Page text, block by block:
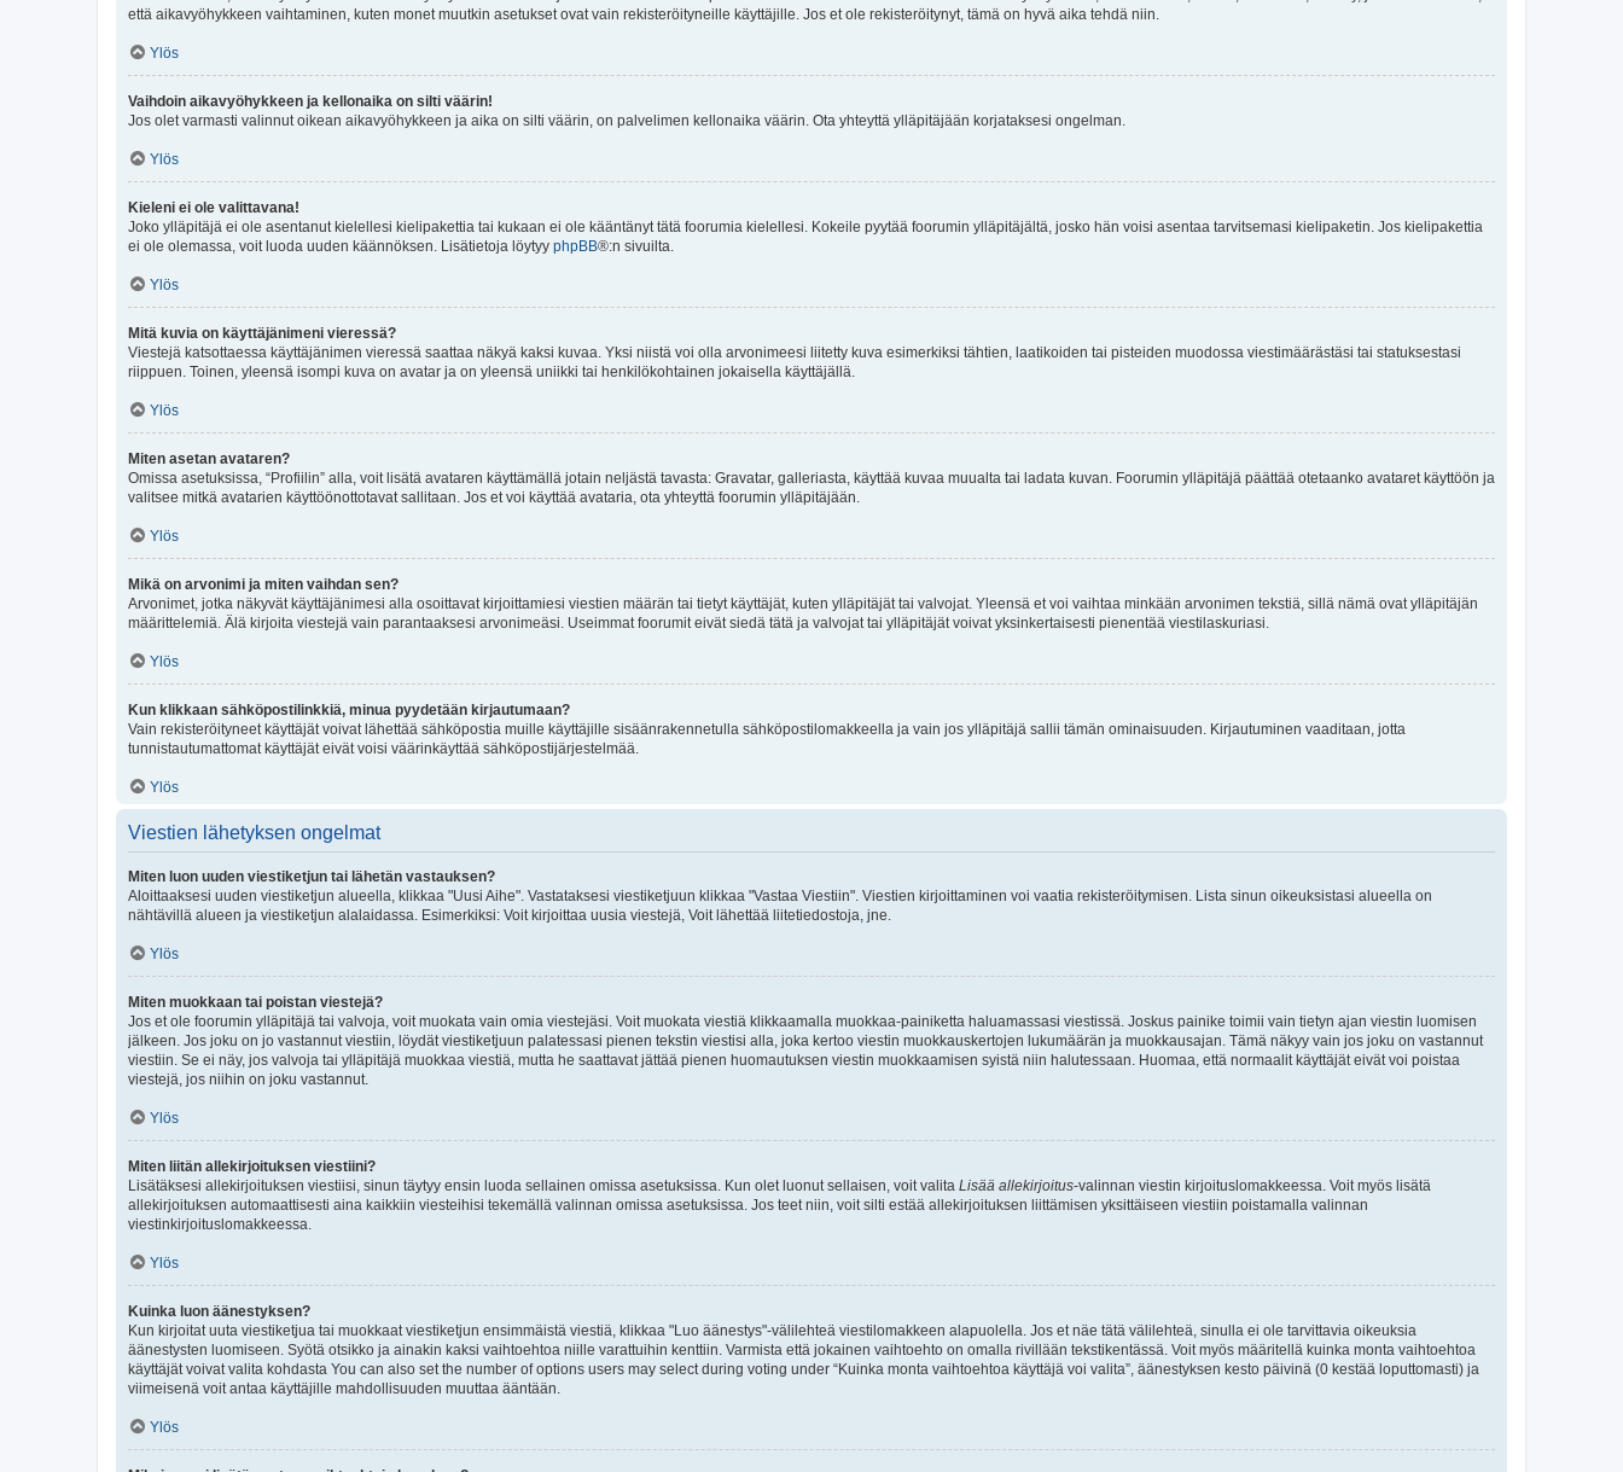
että aikavyöhykkeen vaihtaminen, kuten monet muutkin asetukset ovat vain rekisteröityneille käyttäjille. Jos et ole rekisteröitynyt, tämä on hyvä aika tehdä niin.
Ylös
Vaihdoin aikavyöhykkeen ja kellonaika on silti väärin!
Jos olet varmasti valinnut oikean aikavyöhykkeen ja aika on silti väärin, on palvelimen kellonaika väärin. Ota yhteyttä ylläpitäjään korjataksesi ongelman.
Ylös
Kieleni ei ole valittavana!
Joko ylläpitäjä ei ole asentanut kielellesi kielipakettia tai kukaan ei ole kääntänyt tätä foorumia kielellesi. Kokeile pyytää foorumin ylläpitäjältä, josko hän voisi asentaa tarvitsemasi kielipaketin. Jos kielipakettia
ei ole olemassa, voit luoda uuden käännöksen. Lisätietoja löytyy phpBB®:n sivuilta.
Ylös
Mitä kuvia on käyttäjänimeni vieressä?
Viestejä katsottaessa käyttäjänimen vieressä saattaa näkyä kaksi kuvaa. Yksi niistä voi olla arvonimeesi liitetty kuva esimerkiksi tähtien, laatikoiden tai pisteiden muodossa viestimäärästäsi tai statuksestasi
riippuen. Toinen, yleensä isompi kuva on avatar ja on yleensä uniikki tai henkilökohtainen jokaisella käyttäjällä.
Ylös
Miten asetan avataren?
Omissa asetuksissa, “Profiilin” alla, voit lisätä avataren käyttämällä jotain neljästä tavasta: Gravatar, galleriasta, käyttää kuvaa muualta tai ladata kuvan. Foorumin ylläpitäjä päättää otetaanko avataret käyttöön ja
valitsee mitkä avatarien käyttöönottotavat sallitaan. Jos et voi käyttää avataria, ota yhteyttä foorumin ylläpitäjään.
Ylös
Mikä on arvonimi ja miten vaihdan sen?
Arvonimet, jotka näkyvät käyttäjänimesi alla osoittavat kirjoittamiesi viestien määrän tai tietyt käyttäjät, kuten ylläpitäjät tai valvojat. Yleensä et voi vaihtaa minkään arvonimen tekstiä, sillä nämä ovat ylläpitäjän
määrittelemiä. Älä kirjoita viestejä vain parantaaksesi arvonimeäsi. Useimmat foorumit eivät siedä tätä ja valvojat tai ylläpitäjät voivat yksinkertaisesti pienentää viestilaskuriasi.
Ylös
Kun klikkaan sähköpostilinkkiä, minua pyydetään kirjautumaan?
Vain rekisteröityneet käyttäjät voivat lähettää sähköpostia muille käyttäjille sisäänrakennetulla sähköpostilomakkeella ja vain jos ylläpitäjä sallii tämän ominaisuuden. Kirjautuminen vaaditaan, jotta
tunnistautumattomat käyttäjät eivät voisi väärinkäyttää sähköpostijärjestelmää.
Ylös
Viestien lähetyksen ongelmat
Miten luon uuden viestiketjun tai lähetän vastauksen?
Aloittaaksesi uuden viestiketjun alueella, klikkaa "Uusi Aihe". Vastataksesi viestiketjuun klikkaa "Vastaa Viestiin". Viestien kirjoittaminen voi vaatia rekisteröitymisen. Lista sinun oikeuksistasi alueella on
nähtävillä alueen ja viestiketjun alalaidassa. Esimerkiksi: Voit kirjoittaa uusia viestejä, Voit lähettää liitetiedostoja, jne.
Ylös
Miten muokkaan tai poistan viestejä?
Jos et ole foorumin ylläpitäjä tai valvoja, voit muokata vain omia viestejäsi. Voit muokata viestiä klikkaamalla muokkaa-painiketta haluamassasi viestissä. Joskus painike toimii vain tietyn ajan viestin luomisen
jälkeen. Jos joku on jo vastannut viestiin, löydät viestiketjuun palatessasi pienen tekstin viestisi alla, joka kertoo viestin muokkauskertojen lukumäärän ja muokkausajan. Tämä näkyy vain jos joku on vastannut
viestiin. Se ei näy, jos valvoja tai ylläpitäjä muokkaa viestiä, mutta he saattavat jättää pienen huomautuksen viestin muokkaamisen syistä niin halutessaan. Huomaa, että normaalit käyttäjät eivät voi poistaa
viestejä, jos niihin on joku vastannut.
Ylös
Miten liitän allekirjoituksen viestiini?
Lisätäksesi allekirjoituksen viestiisi, sinun täytyy ensin luoda sellainen omissa asetuksissa. Kun olet luonut sellaisen, voit valita Lisää allekirjoitus-valinnan viestin kirjoituslomakkeessa. Voit myös lisätä
allekirjoituksen automaattisesti aina kaikkiin viesteihisi tekemällä valinnan omissa asetuksissa. Jos teet niin, voit silti estää allekirjoituksen liittämisen yksittäiseen viestiin poistamalla valinnan
viestinkirjoituslomakkeessa.
Ylös
Kuinka luon äänestyksen?
Kun kirjoitat uuta viestiketjua tai muokkaat viestiketjun ensimmäistä viestiä, klikkaa "Luo äänestys"-välilehteä viestilomakkeen alapuolella. Jos et näe tätä välilehteä, sinulla ei ole tarvittavia oikeuksia
äänestysten luomiseen. Syötä otsikko ja ainakin kaksi vaihtoehtoa niille varattuihin kenttiin. Varmista että jokainen vaihtoehto on omalla rivillään tekstikentässä. Voit myös määritellä kuinka monta vaihtoehtoa
käyttäjät voivat valita kohdasta You can also set the number of options users may select during voting under “Kuinka monta vaihtoehtoa käyttäjä voi valita”, äänestyksen kesto päivinä (0 kestää loputtomasti) ja
viimeisenä voit antaa käyttäjille mahdollisuuden muuttaa ääntään.
Ylös